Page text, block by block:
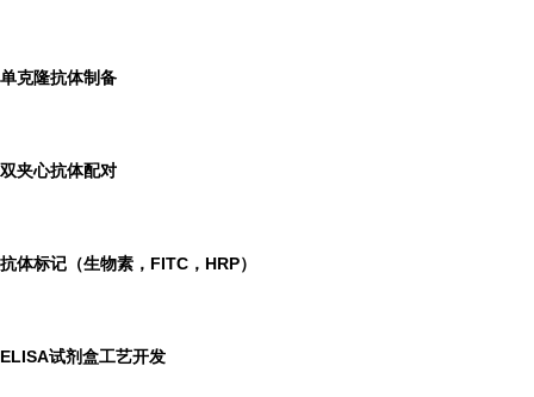
单克隆抗体制备
双夹心抗体配对
抗体标记（生物素，FITC，HRP）
ELISA试剂盒工艺开发